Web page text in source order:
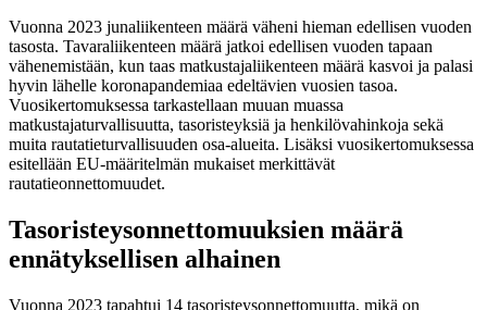
Vuonna 2023 junaliikenteen määrä väheni hieman edellisen vuoden
tasosta. Tavaraliikenteen määrä jatkoi edellisen vuoden tapaan
vähenemistään, kun taas matkustajaliikenteen määrä kasvoi ja palasi
hyvin lähelle koronapandemiaa edeltävien vuosien tasoa.
Vuosikertomuksessa tarkastellaan muuan muassa
matkustajaturvallisuutta, tasoristeyksiä ja henkilövahinkoja sekä
muita rautatieturvallisuuden osa-alueita. Lisäksi vuosikertomuksessa
esitellään EU-määritelmän mukaiset merkittävät
rautatieonnettomuudet.
Tasoristeysonnettomuuksien määrä
ennätyksellisen alhainen
Vuonna 2023 tapahtui 14 tasoristeysonnettomuutta, mikä on